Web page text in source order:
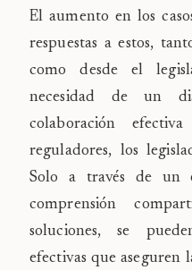
El aumento en los
respuestas a estos,
como desde el
necesidad de un
colaboración
reguladores, los
Solo a través de un
comprensión
soluciones, se
efectivas que